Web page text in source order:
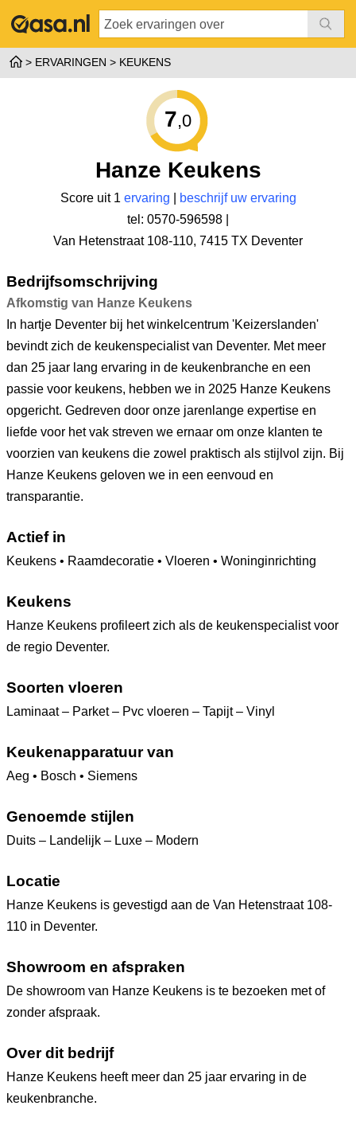
ERVARINGEN KEUKENS
7,0
Hanze Keukens
Score uit 1 ervaring
beschrijf uw ervaring
tel: 0570-596598 |
Van Hetenstraat 108-110, 7415 TX Deventer
Bedrijfsomschrijving
Afkomstig van Hanze Keukens
In hartje Deventer bij het winkelcentrum 'Keizerslanden'
bevindt zich de keukenspecialist van Deventer. Met meer
dan 25 jaar lang ervaring in de keukenbranche en een
passie voor keukens, hebben we in 2025 Hanze Keukens
opgericht. Gedreven door onze jarenlange expertise en
liefde voor het vak streven we ernaar om onze klanten te
voorzien van keukens die zowel praktisch als stijlvol zijn. Bij
Hanze Keukens geloven we in een eenvoud en
transparantie.
Actief in
Keukens • Raamdecoratie • Vloeren • Woninginrichting
Keukens
Hanze Keukens profileert zich als de keukenspecialist voor
de regio Deventer.
Soorten vloeren
Laminaat – Parket – Pvc vloeren – Tapijt – Vinyl
Keukenapparatuur van
Aeg • Bosch • Siemens
Genoemde stijlen
Duits – Landelijk – Luxe – Modern
Locatie
Hanze Keukens is gevestigd aan de Van Hetenstraat 108-
110 in Deventer.
Showroom en afspraken
De showroom van Hanze Keukens is te bezoeken met of
zonder afspraak.
Over dit bedrijf
Hanze Keukens heeft meer dan 25 jaar ervaring in de
keukenbranche.